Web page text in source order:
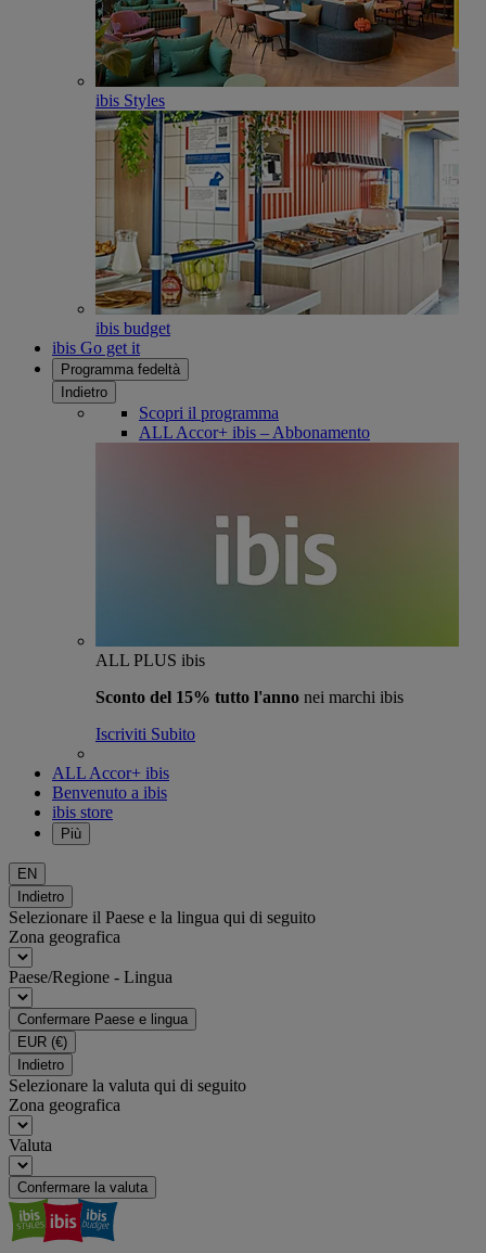
ibis Styles
ibis budget
ibis Go get it
Programma fedeltà
Indietro
Scopri il programma
ALL Accor+ ibis – Abbonamento
ALL PLUS ibis
Sconto del 15% tutto l'anno nei marchi ibis
Iscriviti Subito
ALL Accor+ ibis
Benvenuto a ibis
ibis store
Più
EN
Indietro
Selezionare il Paese e la lingua qui di seguito
Zona geografica
Paese/Regione - Lingua
Confermare Paese e lingua
EUR (€)
Indietro
Selezionare la valuta qui di seguito
Zona geografica
Valuta
Confermare la valuta